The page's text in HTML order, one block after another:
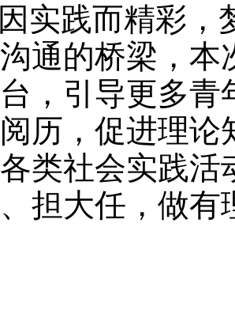
实践而精彩，
通的桥梁，
，引导更多青
历，促进理
类社会实践
担大任，做